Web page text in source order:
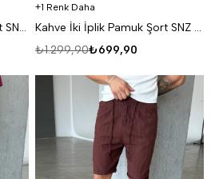
Lacivert İki İplik Pamuk Şort SNZ 1080
1 Renk Daha
Kahve İki İplik Pamuk Şort SNZ 1495
₺699,90
₺1.299,90